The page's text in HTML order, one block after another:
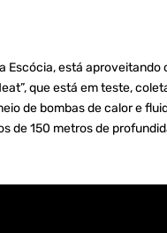
Escócia, está
que está em teste,
de bombas de calor e
de 150 metros de